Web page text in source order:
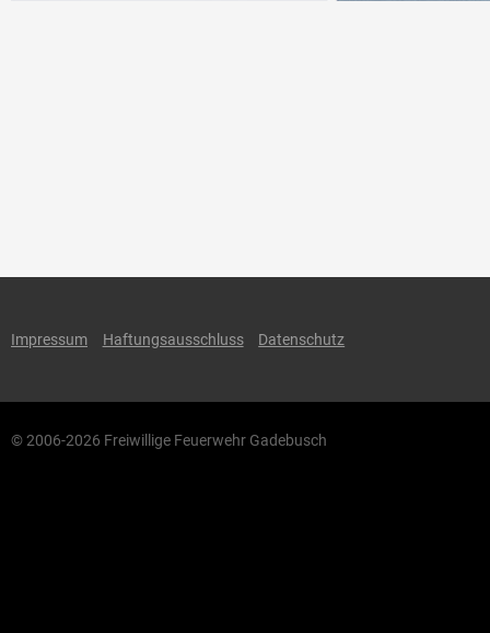
Impressum Haftungsausschluss Datenschutz
© 2006-2026 Freiwillige Feuerwehr Gadebusch